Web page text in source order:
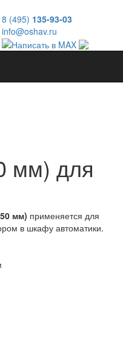
8 (495) 135-93-03
info@oshav.ru
мм) для
мм) применяется для
в шкафу автоматики.